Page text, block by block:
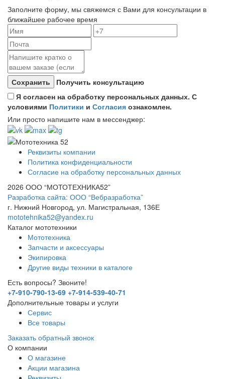
Заполните форму, мы свяжемся с Вами для консультации в
ближайшее рабочее время
Получить консультацию
Я согласен на обработку персональных данных. С
условиями Политики и Согласия ознакомлен.
Или просто напишите нам в мессенджер:
Реквизиты компании
Политика конфиденциальности
Согласие на обработку персональных данных
2026 ООО “МОТОТЕХНИКА52”
Разработка сайта: ООО “Вебразработка”
г. Нижний Новгород, ул. Магистральная, 136Е
mototehnika52@yandex.ru
Каталог мототехники
Мототехника
Запчасти и аксессуары
Экипировка
Другие виды техники в каталоге
Есть вопросы? Звоните!
+7-910-790-13-69 +7-914-539-40-71
Дополнительные товары и услуги
Сервис
Все товары
Заказать обратный звонок
О компании
О магазине
Акции магазина